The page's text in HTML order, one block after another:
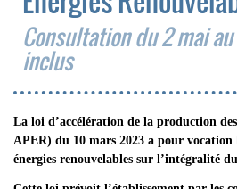
Consultation du 2 mai
inclus
La loi d’accélération de la production
APER) du 10 mars 2023 a pour vocation
énergies renouvelables sur l’intégralité